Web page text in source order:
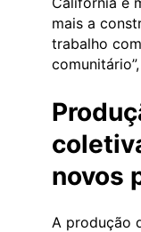
mais a
trabalho
novos
A produção